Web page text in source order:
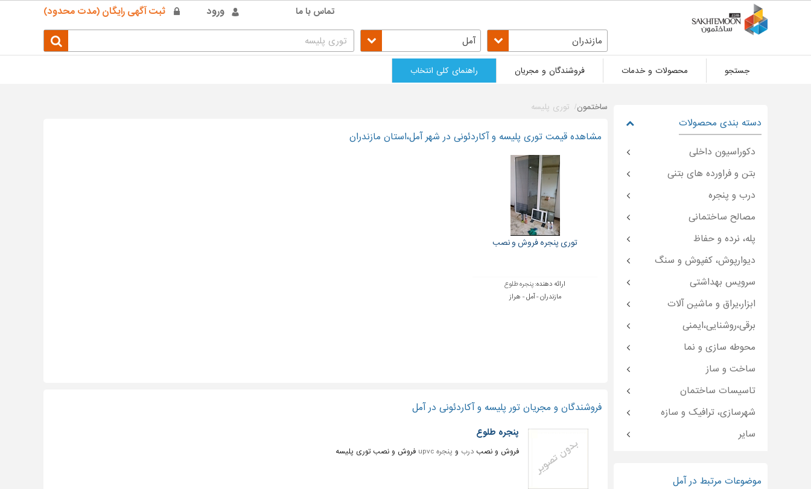
ورود ثبت آگهی رایگان (مدت محدود) تماس با ما
مازندران آمل
جستجو محصولات و خدمات فروشندگان و مجریان راهنمای کلی انتخاب
ساختمون توری پلیسه
مشاهده قیمت توری پلیسه و آکاردئونی در شهر آمل،استان مازندران
توری پنجره فروش و نصب
ارائه دهنده:پنجره طلوع
مازندران - آمل - هراز
فروشندگان و مجریان تور پلیسه و آکاردئونی در آمل
پنجره طلوع
فروش و نصب درب و پنجره upvc فروش و نصب توری پلیسه
دسته بندی محصولات
دکوراسیون داخلی
بتن و فراورده های بتنی
درب و پنجره
مصالح ساختمانی
پله، نرده و حفاظ
دیوارپوش، کفپوش و سنگ
سرویس بهداشتی
ابزار،یراق و ماشین آلات
برقی،روشنایی،ایمنی
محوطه سازی و نما
ساخت و ساز
تاسیسات ساختمان
شهرسازی، ترافیک و سازه
سایر
موضوعات مرتبط در آمل